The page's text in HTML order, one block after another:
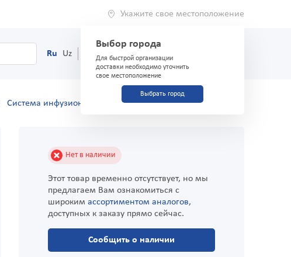
Укажите свое местоположение
Выбор города
Для быстрой организации
доставки необходимо уточнить
свое местоположение
Выбрать город
Ru Uz (71) 200-03-03
Система инфузионная "STM"
Нет в наличии
Этот товар временно отсутствует, но мы
предлагаем Вам ознакомиться с
широким ассортиментом аналогов,
доступных к заказу прямо сейчас.
Сообщить о наличии